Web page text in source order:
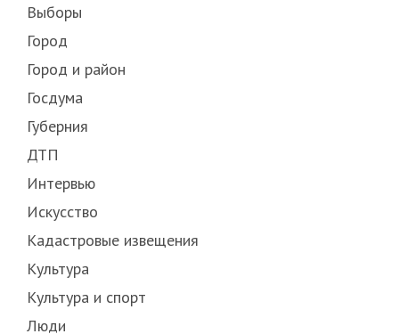
Выборы
Город
Город и район
Госдума
Губерния
ДТП
Интервью
Искусство
Кадастровые извещения
Культура
Культура и спорт
Люди